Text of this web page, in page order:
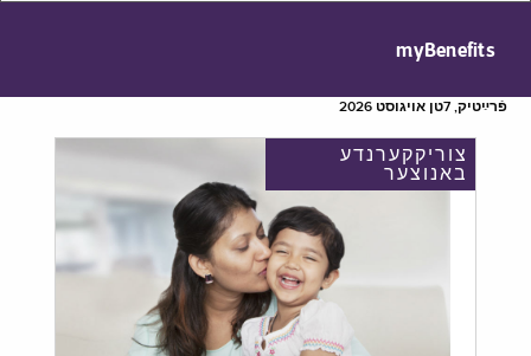
myBenefits
פֿרײַטיק, 7טן אויגוסט 2026
צוריקקערנדע
באנוצער